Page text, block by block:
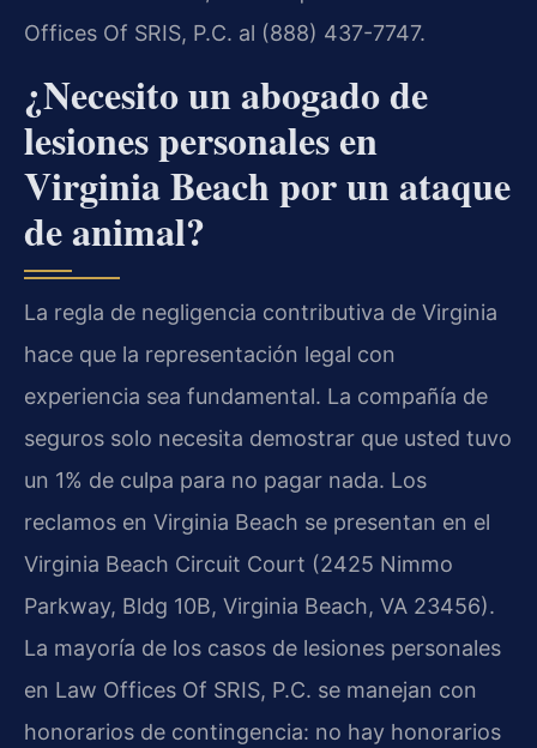
Offices Of SRIS, P.C. al (888) 437-7747.
¿Necesito un abogado de
lesiones personales en
Virginia Beach por un ataque
de animal?
La regla de negligencia contributiva de Virginia
hace que la representación legal con
experiencia sea fundamental. La compañía de
seguros solo necesita demostrar que usted tuvo
un 1% de culpa para no pagar nada. Los
reclamos en Virginia Beach se presentan en el
Virginia Beach Circuit Court (2425 Nimmo
Parkway, Bldg 10B, Virginia Beach, VA 23456).
La mayoría de los casos de lesiones personales
en Law Offices Of SRIS, P.C. se manejan con
honorarios de contingencia: no hay honorarios